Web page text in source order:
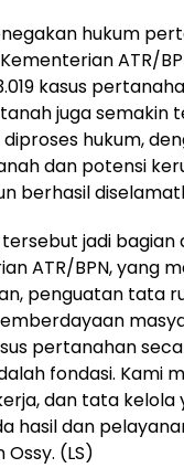
hukum
ATR/
kasus
juga semakin
hukum,
dan potensi
berhasil
jadi bagian
ATR/BPN, yang
penguatan tata
pertanahan
fondasi. Kami
dan tata kelola
hasil dan
(LS)